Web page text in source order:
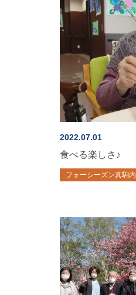
2022.07.01
食べる楽しさ♪
フォーシーズン真駒内